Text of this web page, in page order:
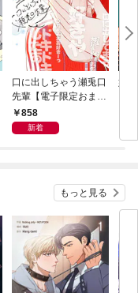
口に出しちゃう瀬兎口
先輩【電子限定おまけ
付き】
858
新着
奸
もっと見る